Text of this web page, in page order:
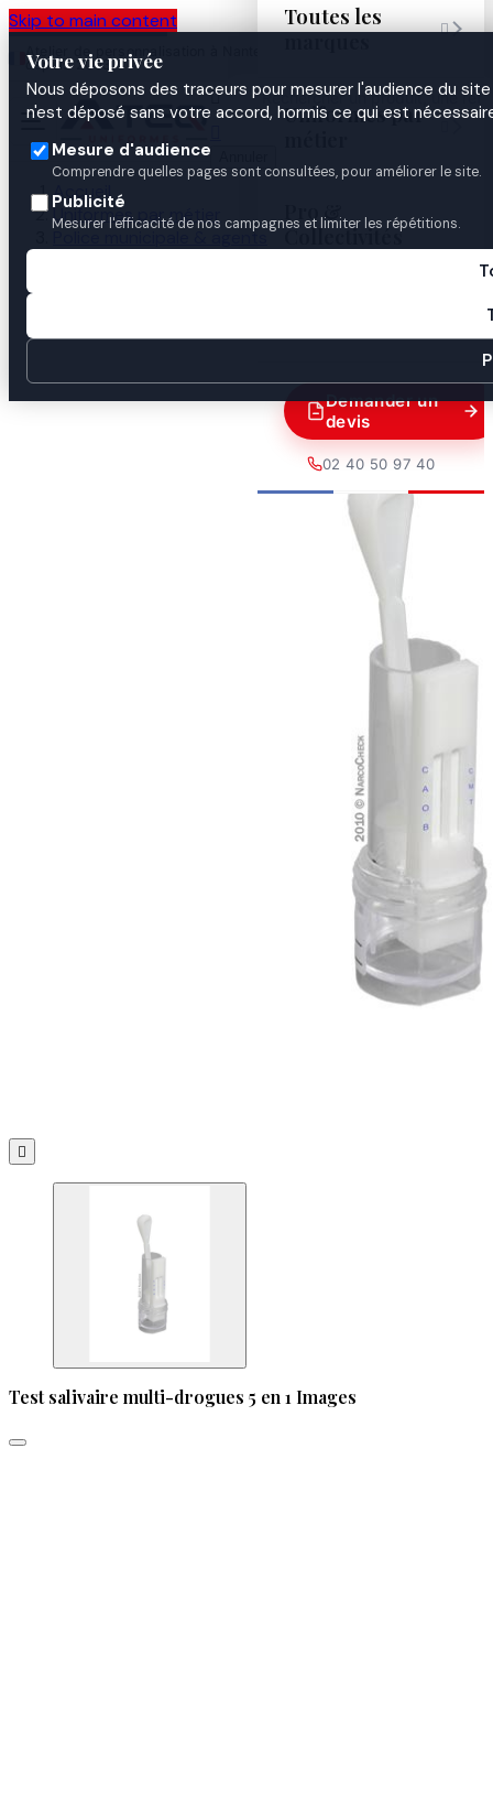
Skip to main content
Votre vie privée
Nous déposons des traceurs pour mesurer l'audience du
n'est déposé sans votre accord, hormis ce qui est
Mesure d'audience
Comprendre quelles pages sont consultées, pour améliorer le site.
Publicité
Mesurer l'efficacité de nos campagnes et limiter les répétitions.
Atelier de personnalisation à Nantes
depuis 2003

Toutes les
marques

Uniformes par
Pro &
Collectivités
Demander un
devis
02 40 50 97 40
Accueil
Uniformes par métier
Police municipale & agents

Test salivaire multi-drogues 5 en 1 Images